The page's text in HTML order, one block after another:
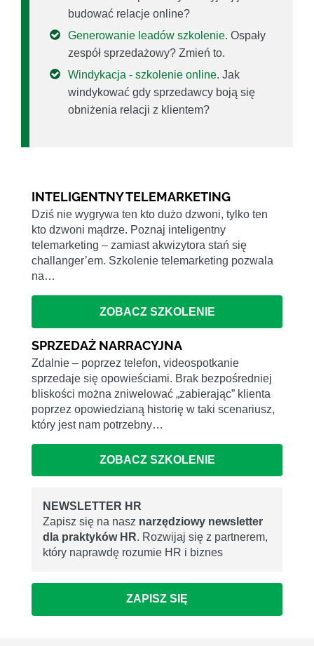
budować relacje online?
Generowanie leadów szkolenie. Ospały
zespół sprzedażowy? Zmień to.
Windykacja - szkolenie online. Jak
windykować gdy sprzedawcy boją się
obniżenia relacji z klientem?
INTELIGENTNY TELEMARKETING
Dziś nie wygrywa ten kto dużo dzwoni, tylko ten
kto dzwoni mądrze. Poznaj inteligentny
telemarketing – zamiast akwizytora stań się
challanger’em. Szkolenie telemarketing pozwala
na…
ZOBACZ SZKOLENIE
SPRZEDAŻ NARRACYJNA
Zdalnie – poprzez telefon, videospotkanie
sprzedaje się opowieściami. Brak bezpośredniej
bliskości można zniwelować „zabierając” klienta
poprzez opowiedzianą historię w taki scenariusz,
który jest nam potrzebny…
ZOBACZ SZKOLENIE
NEWSLETTER HR
Zapisz się na nasz narzędziowy newsletter
dla praktyków HR. Rozwijaj się z partnerem,
który naprawdę rozumie HR i biznes
ZAPISZ SIĘ